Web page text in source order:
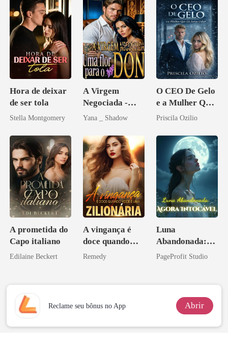
Hora de deixar
de ser tola
Stella Montgomery
A Virgem
Negociada -
Uma flor para o
Yana _ Shadow
O CEO De Gelo
e a Mulher Que
Ele Jurou Odiar
Priscila Ozilio
A prometida do
Capo italiano
Edilaine Beckert
A vingança é
doce quando
você é uma
Remedy
Luna
Abandonada:
Agora Intocável
PageProfit Studio
Reclame seu bônus no App Abrir